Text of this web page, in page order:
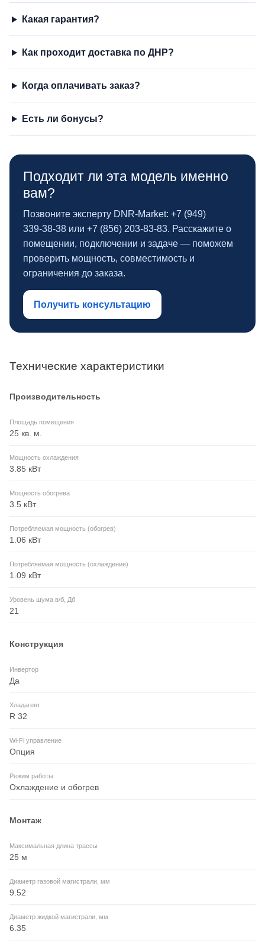
Какая гарантия?
Как проходит доставка по ДНР?
Когда оплачивать заказ?
Есть ли бонусы?
Подходит ли эта модель именно
вам?
Позвоните эксперту DNR‑Market: +7 (949)
339‑38‑38 или +7 (856) 203‑83‑83. Расскажите о
помещении, подключении и задаче — поможем
проверить мощность, совместимость и
ограничения до заказа.
Получить консультацию
Технические характеристики
Производительность
Площадь помещения
25 кв. м.
Мощность охлаждения
3.85 кВт
Мощность обогрева
3.5 кВт
Потребляемая мощность (обогрев)
1.06 кВт
Потребляемая мощность (охлаждение)
1.09 кВт
Уровень шума в/б, Дб
21
Конструкция
Инвертор
Да
Хладагент
R 32
Wi-Fi управление
Опция
Режим работы
Охлаждение и обогрев
Монтаж
Максимальная длина трассы
25 м
Диаметр газовой магистрали, мм
9.52
Диаметр жидкой магистрали, мм
6.35